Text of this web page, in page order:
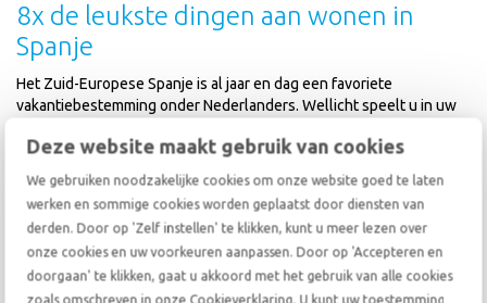
Deze website maakt gebruik van cookies
We gebruiken noodzakelijke cookies om onze website goed te laten
werken en sommige cookies worden geplaatst door diensten van
derden. Door op 'Zelf instellen' te klikken, kunt u meer lezen over
onze cookies en uw voorkeuren aanpassen. Door op 'Accepteren en
doorgaan' te klikken, gaat u akkoord met het gebruik van alle cookies
zoals omschreven in onze Cookieverklaring. U kunt uw toestemming
8x de leukste dingen aan wonen in
Spanje
Het Zuid-Europese Spanje is al jaar en dag een favoriete
vakantiebestemming onder Nederlanders. Wellicht speelt u in uw
in Spanje? Dan wilt u dit blog zeker lezen
lees verder